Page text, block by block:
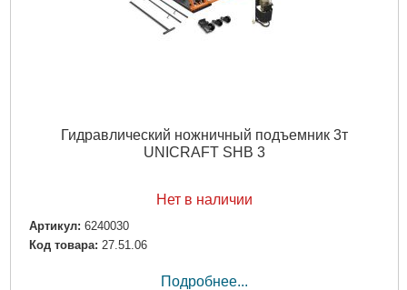
Гидравлический ножничный подъемник 3т
UNICRAFT SHB 3
Нет в наличии
Артикул: 6240030
Код товара: 27.51.06
Подробнее...